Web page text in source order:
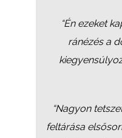
“Én ezeket
ránézés a
“Nagyon
feltárása